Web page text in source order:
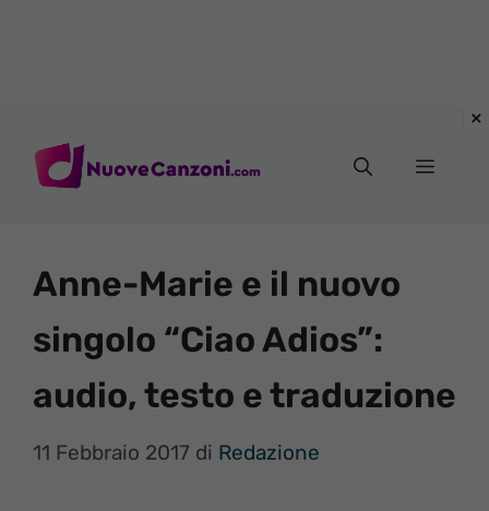
Menu
Anne-Marie e il nuovo
singolo “Ciao Adios”:
audio, testo e traduzione
11 Febbraio 2017 di Redazione